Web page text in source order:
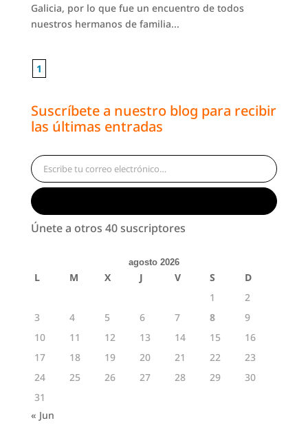
Galicia, por lo que fue un encuentro de todos
nuestros hermanos de familia...
1
Suscríbete a nuestro blog para recibir
las últimas entradas
Escribe tu correo electrónico…
Únete a otros 40 suscriptores
agosto 2026
L M X J V S
D
1
2
3
4 5 6 7 8
9
10
11 12 13 14 15
16
17
18 19 20 21 22
23
24
25 26 27 28 29
30
31
« Jun